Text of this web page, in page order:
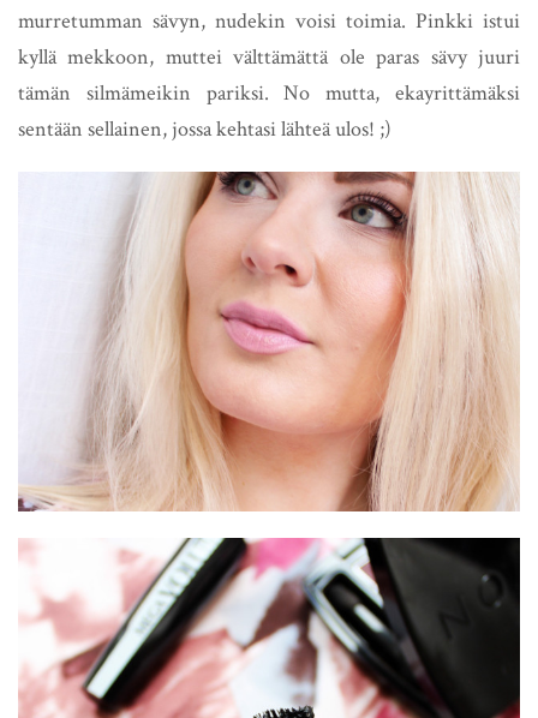
murretumman sävyn, nudekin voisi toimia. Pinkki istui
kyllä mekkoon, muttei välttämättä ole paras sävy juuri
tämän silmämeikin pariksi. No mutta, ekayrittämäksi
sentään sellainen, jossa kehtasi lähteä ulos! ;)